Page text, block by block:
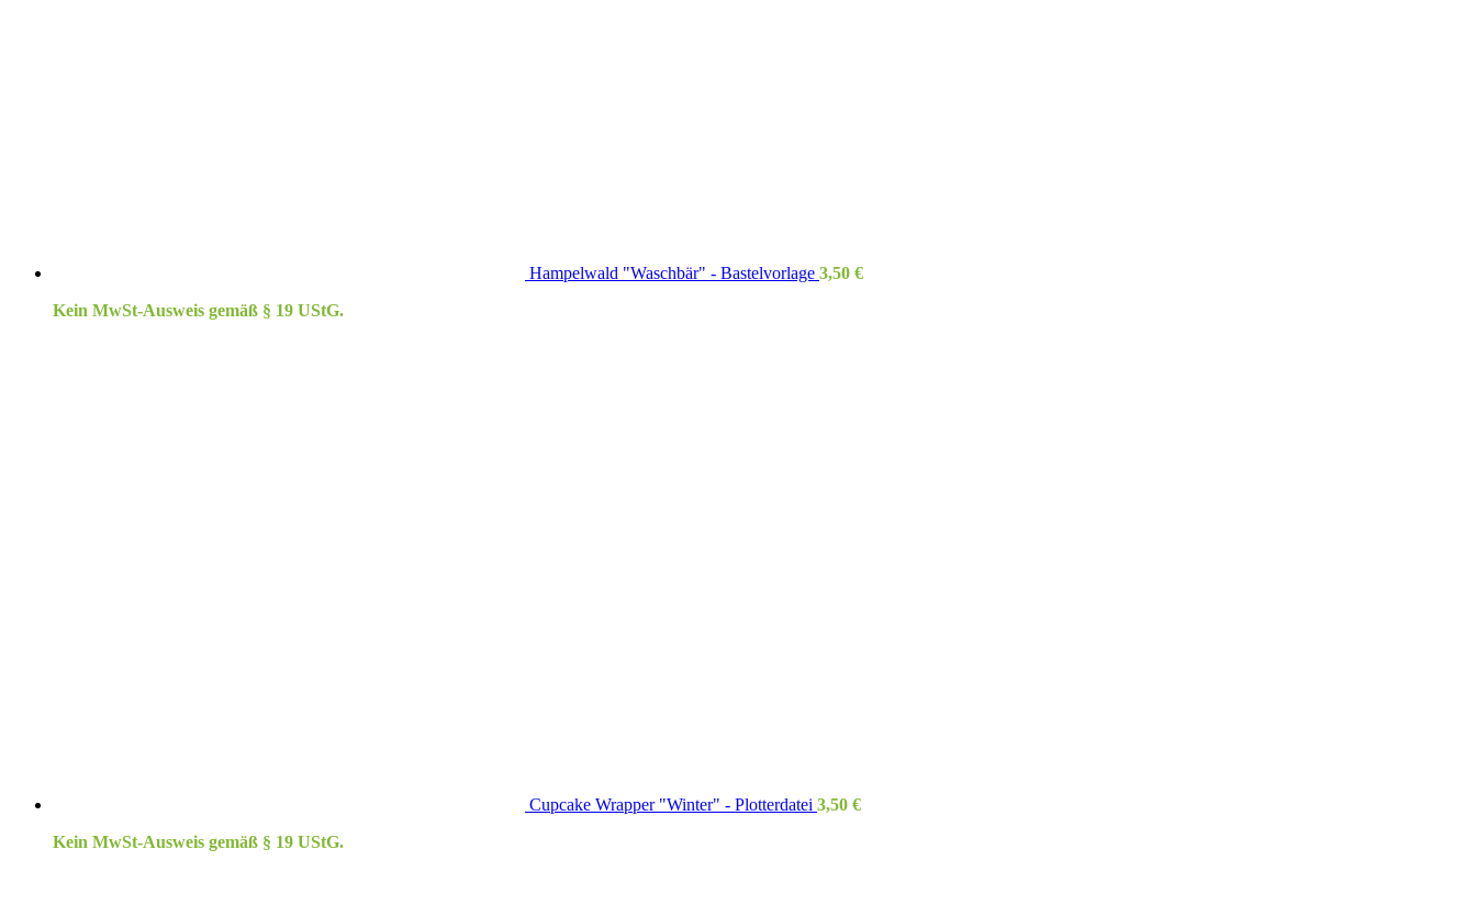
Hampelwald "Waschbär" - Bastelvorlage 3,50 €
Kein MwSt-Ausweis gemäß § 19 UStG.
Cupcake Wrapper "Winter" - Plotterdatei 3,50 €
Kein MwSt-Ausweis gemäß § 19 UStG.